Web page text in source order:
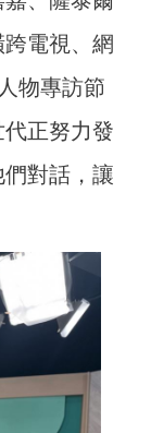
電視、網
物專訪節
正努力發
對話，讓